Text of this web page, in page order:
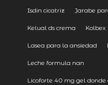
Isdin cicatriz Jarabe
Kelual ds crema Kolbex
Lasea para la ansiedad
Leche formula nan
Licoforte 40 mg gel